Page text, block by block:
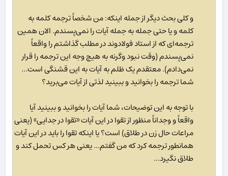
و کلی بحث دیگر از جمله اینکه: من شخصاً ترجمه کلمه به
کلمه و یا حتی جمله به جمله آیات را نمی‌پسندم. الان همین
ترجمه‌ای که از استاد فولادوند در مطلب گذاشتم را واقعاً
نمی‌پسندم (وقت نبود وگرنه به هیچ وجه این ترجمه را قرار
نمی‌دادم). معتقدم یک ظلم به آیات به این قشنگی است...
شما ترجمه را بخوانید و ببینید لذتی از آیات می‌برید؟
با توجه به این توضیحات، شما آیات را بخوانید و ببینید آیا
واقعاً‌ و وجداناً منظور از تقوا در این آیات «تقوا در جدایی» (یعنی
مراعات حال زن در طلاق) است؟ یا اینکه تقوا را باید در این آیات
همانطور ترجمه کرد که من گفتم... یعنی هر کس تحمل کند و
طلاق نگیرد...